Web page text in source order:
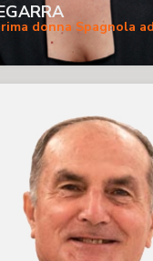
donna Spagnola